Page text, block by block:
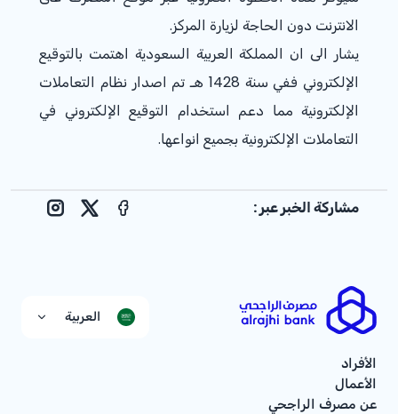
الانترنت دون الحاجة لزيارة المركز.
يشار الى ان المملكة العربية السعودية اهتمت بالتوقيع
الإلكتروني ففي سنة 1428 هـ تم اصدار نظام التعاملات
الإلكترونية مما دعم استخدام التوقيع الإلكتروني في
التعاملات الإلكترونية بجميع انواعها.
مشاركة الخبر عبر : Facebook
X
العربية
الأفراد
الأعمال
عن مصرف الراجحي